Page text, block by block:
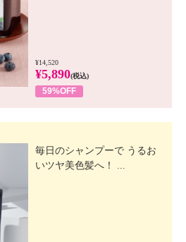
¥14,520
¥5,890(税込)
59%OFF
毎日のシャンプーで うるお
いツヤ美色髪へ！ ...